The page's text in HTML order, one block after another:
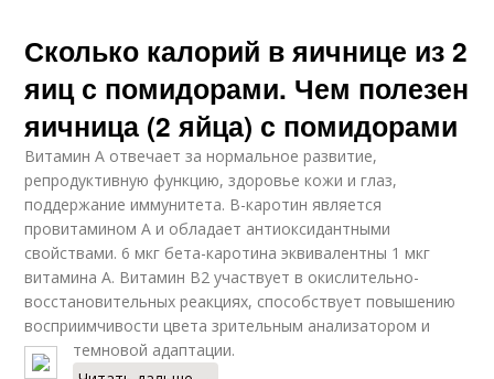
Сколько калорий в яичнице из 2
яиц с помидорами. Чем полезен
яичница (2 яйца) с помидорами
Витамин А отвечает за нормальное развитие,
репродуктивную функцию, здоровье кожи и глаз,
поддержание иммунитета. В-каротин является
провитамином А и обладает антиоксидантными
свойствами. 6 мкг бета-каротина эквивалентны 1 мкг
витамина А. Витамин В2 участвует в окислительно-
восстановительных реакциях, способствует повышению
восприимчивости цвета зрительным анализатором и
темновой адаптации.